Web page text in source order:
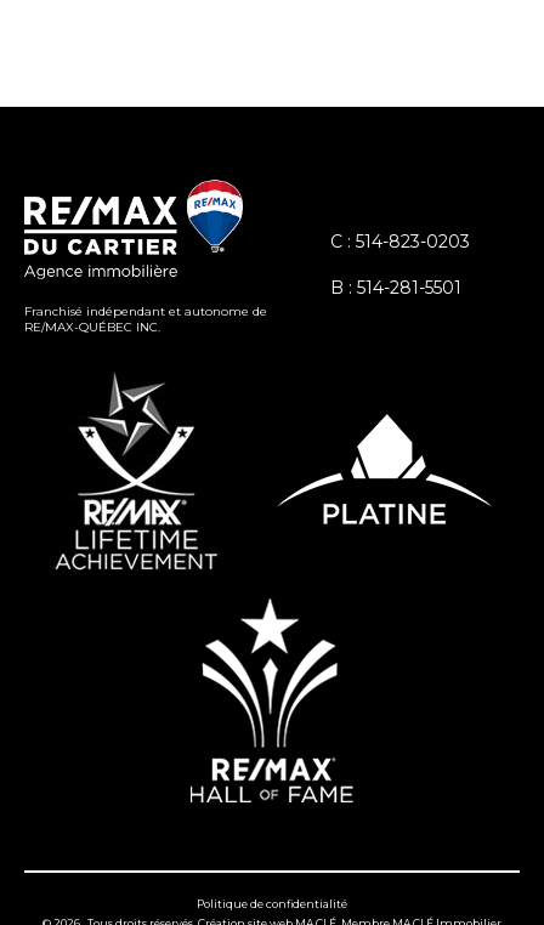
Franchisé indépendant et autonome de
RE/MAX-QUÉBEC INC.
C : 514-823-0203
B : 514-281-5501
Politique de confidentialité